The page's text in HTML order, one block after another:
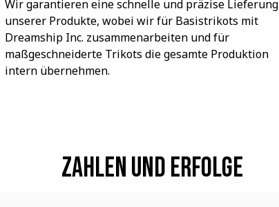
Wir garantieren eine schnelle und präzise Lieferung
unserer Produkte, wobei wir für Basistrikots mit
Dreamship Inc. zusammenarbeiten und für
maßgeschneiderte Trikots die gesamte Produktion
intern übernehmen.
Zahlen und Erfolge